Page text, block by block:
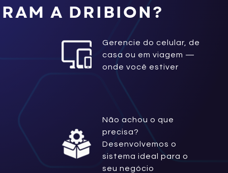
A DRIBION?
Gerencie do celular, de
casa ou em viagem —
onde você estiver
Não achou o que
precisa?
Desenvolvemos o
sistema ideal para o
seu negócio